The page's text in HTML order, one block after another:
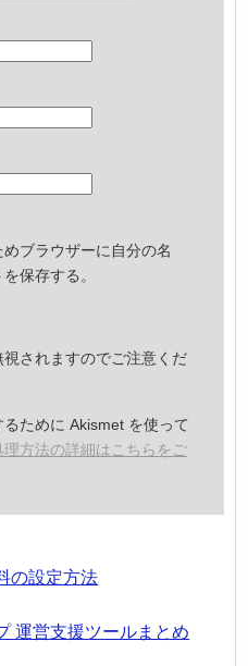
ブラウザーに自分の名
保存する。
されますのでご注意くだ
ために Akismet を使って
方法の詳細はこちらをご
の設定方法
運営支援ツールまとめ